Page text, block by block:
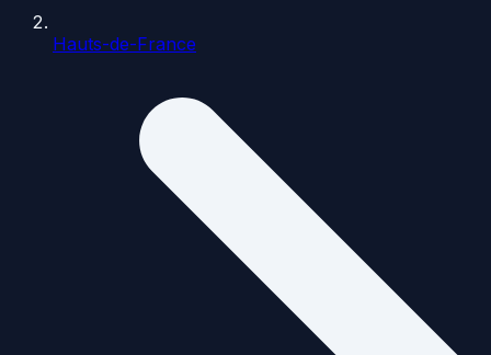
Hauts-de-France